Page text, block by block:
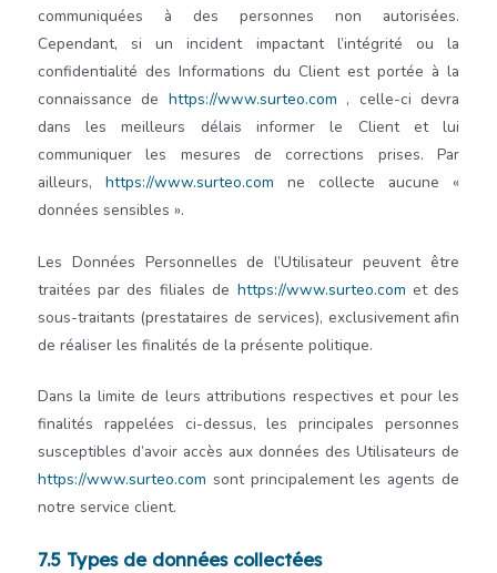
communiquées à des personnes non autorisées.
Cependant, si un incident impactant l’intégrité ou la
confidentialité des Informations du Client est portée à la
connaissance de https://www.surteo.com , celle-ci devra
dans les meilleurs délais informer le Client et lui
communiquer les mesures de corrections prises. Par
ailleurs, https://www.surteo.com ne collecte aucune «
données sensibles ».
Les Données Personnelles de l’Utilisateur peuvent être
traitées par des filiales de https://www.surteo.com et des
sous-traitants (prestataires de services), exclusivement afin
de réaliser les finalités de la présente politique.
Dans la limite de leurs attributions respectives et pour les
finalités rappelées ci-dessus, les principales personnes
susceptibles d’avoir accès aux données des Utilisateurs de
https://www.surteo.com sont principalement les agents de
notre service client.
7.5 Types de données collectées